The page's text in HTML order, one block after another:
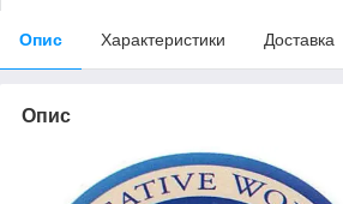
Опис Характеристики Доставка
Опис